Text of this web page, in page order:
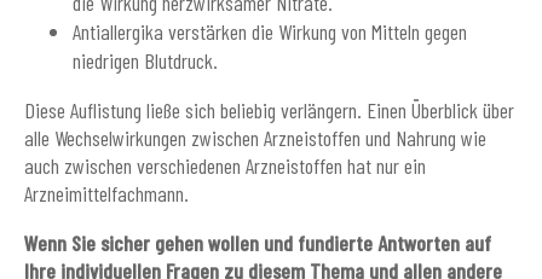
Antiallergika verstärken die Wirkung von Mitteln gegen
niedrigen Blutdruck.
Diese Auflistung ließe sich beliebig verlängern. Einen Überblick über
alle Wechselwirkungen zwischen Arzneistoffen und Nahrung wie
auch zwischen verschiedenen Arzneistoffen hat nur ein
Arzneimittelfachmann.
Wenn Sie sicher gehen wollen und fundierte Antworten auf
Ihre individuellen Fragen zu diesem Thema und allen andere